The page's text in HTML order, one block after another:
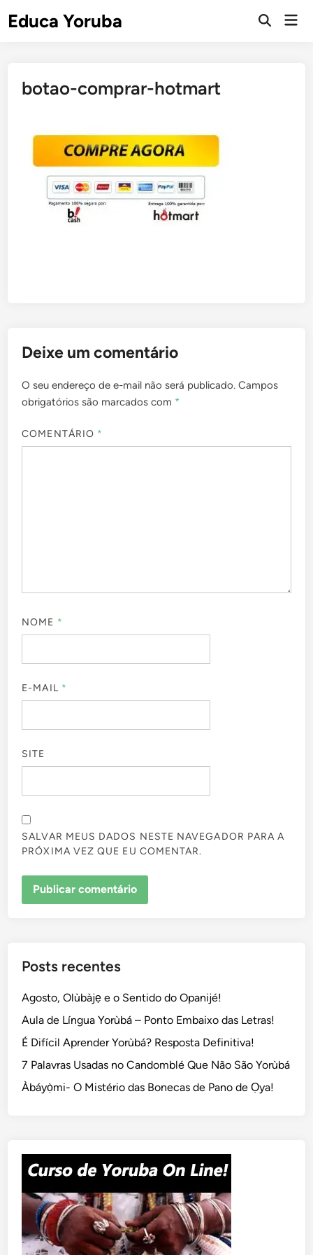
toEduca Yoruba
Open
botao-comprar-hotmart
Deixe um comentário
O seu endereço de e-mail não será publicado. Campos
obrigatórios são marcados com *
COMENTÁRIO *
NOME *
E-MAIL *
SITE
SALVAR MEUS DADOS NESTE NAVEGADOR PARA A
PRÓXIMA VEZ QUE EU COMENTAR.
Posts recentes
Agosto, Olùbàjẹ e o Sentido do Opanijé!
Aula de Língua Yorùbá – Ponto Embaixo das Letras!
É Difícil Aprender Yorùbá? Resposta Definitiva!
7 Palavras Usadas no Candomblé Que Não São Yorùbá
Àbáyọ̀mi- O Mistério das Bonecas de Pano de Ọya!